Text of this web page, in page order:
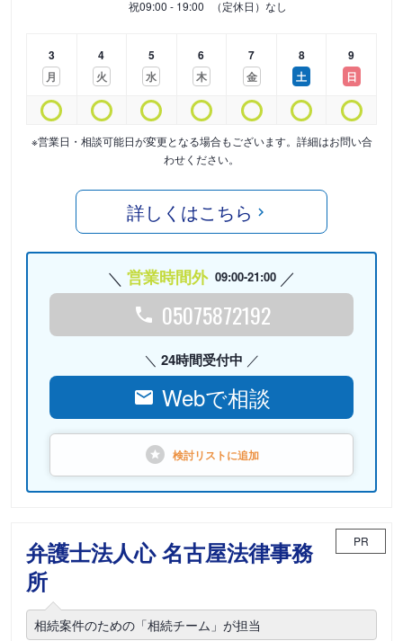
祝09:00 - 19:00 （定休日）なし
3
月
4
火
5
水
6
木
7
金
8
土
9
日
※営業日・相談可能日が変更となる場合もございます。詳細はお問い合
わせください。
詳しくはこちら
営業時間外 09:00-21:00
05075872192
24時間受付中
Webで相談
検討リストに追加
弁護士法人心 名古屋法律事務
所
PR
相続案件のための「相続チーム」が担当